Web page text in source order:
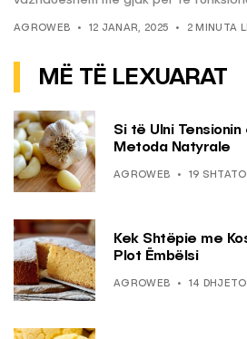
AGROWEB 12 JANAR, 2025 2 MINUTA
MË TË LEXUARAT
Si të Ulni
Metoda Natyrale
AGROWEB 19
Kek Shtëpie me
Plot Ëmbëlsi
AGROWEB 14